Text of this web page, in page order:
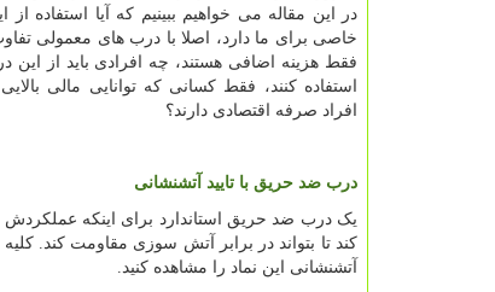
در این مقاله می خواهیم ببینیم که آیا استفاده از
خاصی برای ما دارد، اصلا با درب های معمولی
فقط هزینه اضافی هستند، چه افرادی باید از این
استفاده کنند، فقط کسانی که توانایی مالی
افراد صرفه اقتصادی دارند؟
درب ضد حریق با تایید آتشنشانی
یک درب ضد حریق استاندارد برای اینکه عملکردش
کند تا بتواند در برابر آتش سوزی مقاومت کند.
آتشنشانی این نماد را مشاهده کنید.